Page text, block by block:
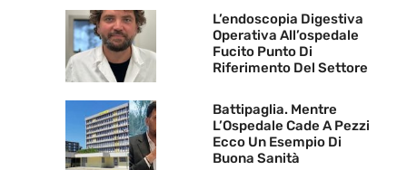
L’endoscopia Digestiva
Operativa All’ospedale
Fucito Punto Di
Riferimento Del Settore
Battipaglia. Mentre
L’Ospedale Cade A Pezzi
Ecco Un Esempio Di
Buona Sanità